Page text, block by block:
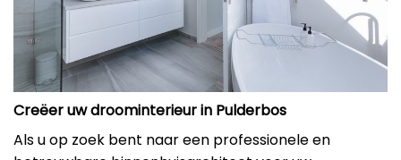
Creëer uw droominterieur in Pulderbos
Als u op zoek bent naar een professionele en